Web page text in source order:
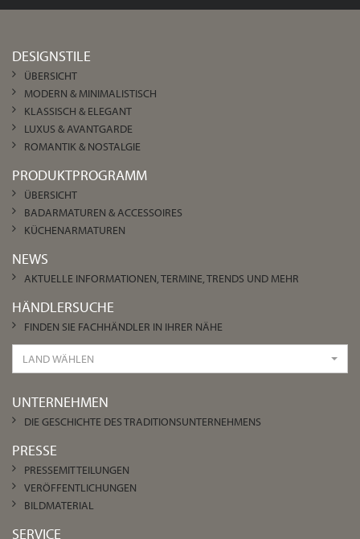
DESIGNSTILE
ÜBERSICHT
MODERN & MINIMALISTISCH
KLASSISCH & ELEGANT
LUXUS & AVANTGARDE
ROMANTIK & NOSTALGIE
PRODUKTPROGRAMM
ÜBERSICHT
BADARMATUREN & ACCESSOIRES
KÜCHENARMATUREN
NEWS
AKTUELLE INFORMATIONEN, TERMINE, TRENDS UND MEHR
HÄNDLERSUCHE
FINDEN SIE FACHHÄNDLER IN IHRER NÄHE
LAND WÄHLEN
UNTERNEHMEN
DIE GESCHICHTE DES TRADITIONSUNTERNEHMENS
PRESSE
PRESSEMITTEILUNGEN
VERÖFFENTLICHUNGEN
BILDMATERIAL
SERVICE